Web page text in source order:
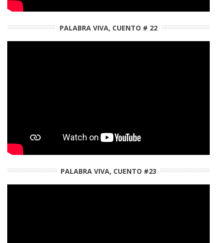
PALABRA VIVA, CUENTO # 22
PALABRA VIVA, CUENTO #23